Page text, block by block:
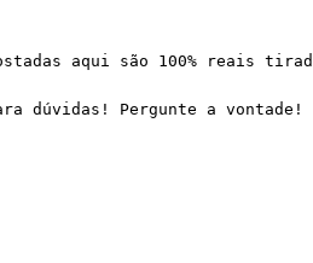
aqui são 100% reais
dúvidas! Pergunte a vontade!